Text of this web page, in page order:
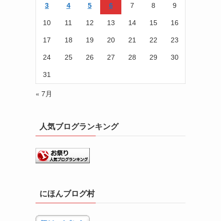
3 4 5 6 7 8 9
10 11 12 13 14 15 16
17 18 19 20 21 22 23
24 25 26 27 28 29 30
31
« 7月
人気ブログランキング
にほんブログ村